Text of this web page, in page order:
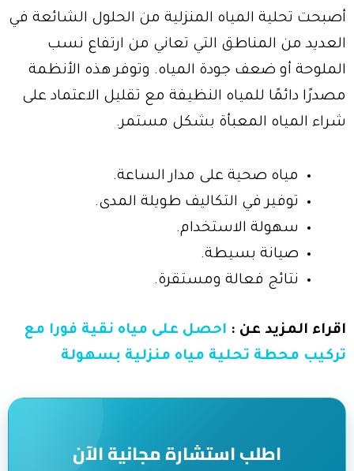
أصبحت تحلية المياه المنزلية من الحلول الشائعة في
العديد من المناطق التي تعاني من ارتفاع نسب
الملوحة أو ضعف جودة المياه. وتوفر هذه الأنظمة
مصدرًا دائمًا للمياه النظيفة مع تقليل الاعتماد على
شراء المياه المعبأة بشكل مستمر.
مياه صحية على مدار الساعة.
توفير في التكاليف طويلة المدى.
سهولة الاستخدام.
صيانة بسيطة.
نتائج فعالة ومستقرة.
اقراء المزيد عن : احصل على مياه نقية فورا مع
تركيب محطة تحلية مياه منزلية بسهولة
اطلب استشارة مجانية الآن